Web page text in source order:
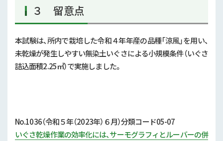
３ 留意点
本試験は、所内で栽培した令和４年年産の品種「涼風」を用い、
未乾燥が発生しやすい無染土いぐさによる小規模条件（いぐさ
詰込面積2.25㎡）で実施しました。
No.1036（令和５年（2023年）６月）分類コード05-07
いぐさ乾燥作業の効率化には、サーモグラフィとルーバーの併